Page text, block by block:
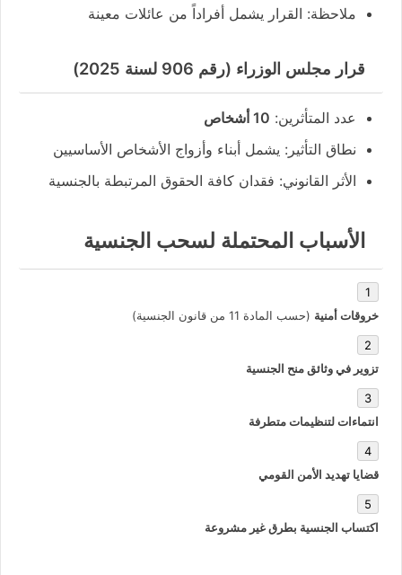
ملاحظة: القرار يشمل أفراداً من عائلات معينة
قرار مجلس الوزراء (رقم 906 لسنة 2025)
عدد المتأثرين: 10 أشخاص
نطاق التأثير: يشمل أبناء وأزواج الأشخاص الأساسيين
الأثر القانوني: فقدان كافة الحقوق المرتبطة بالجنسية
الأسباب المحتملة لسحب الجنسية
خروقات أمنية (حسب المادة 11 من قانون الجنسية)
تزوير في وثائق منح الجنسية
انتماءات لتنظيمات متطرفة
قضايا تهديد الأمن القومي
اكتساب الجنسية بطرق غير مشروعة